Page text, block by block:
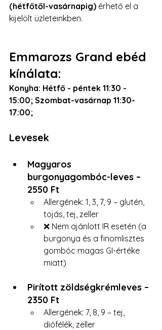
(hétfőtől-vasárnapig) érhető el a
kijelölt üzleteinkben.
Emmarozs Grand ebéd
kínálata:
Konyha: Hétfő - péntek 11:30 -
15:00; Szombat-vasárnap 11:30-
17:00;
Levesek
Magyaros
burgonyagombóc-leves –
2550 Ft
Allergének: 1, 3, 7, 9 – glutén,
tojás, tej, zeller
❌ Nem ajánlott IR esetén (a
burgonya és a finomlisztes
gombóc magas GI-értéke
miatt)
Pirított zöldségkrémleves –
2350 Ft
Allergének: 7, 8, 9 – tej,
diófélék, zeller